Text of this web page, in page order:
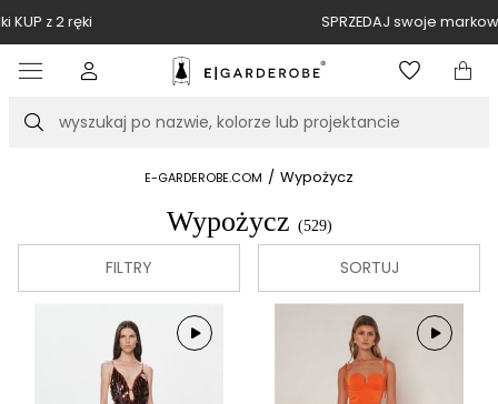
SPRZEDAJ swoje markowe rzeczy u nas
Szukaj
E-GARDEROBE.COM / Wypożycz
Wypożycz (529)
FILTRY SORTUJ